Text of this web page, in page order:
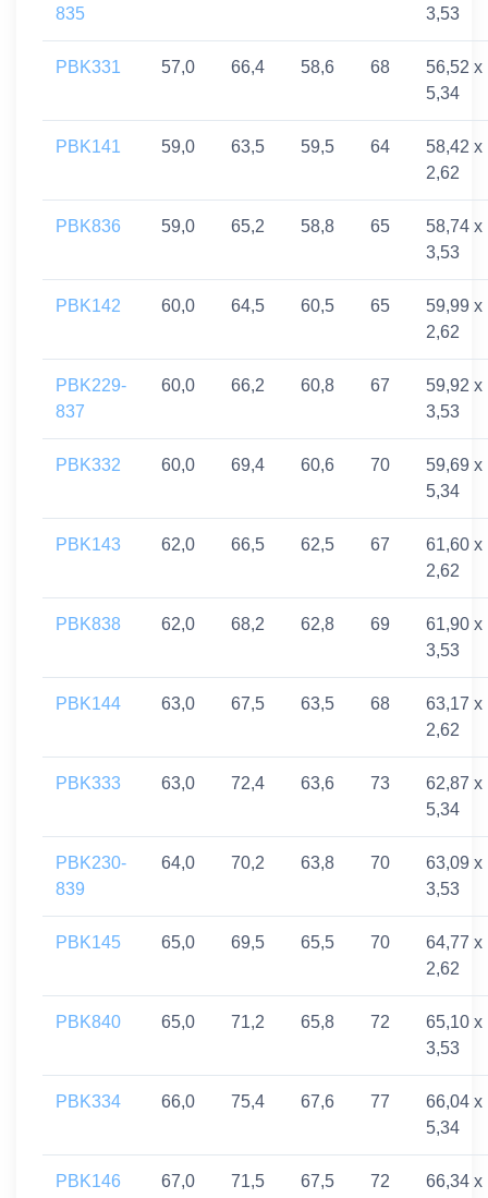
835
3,53
PBK331 57,0 66,4 58,6 68
56,52 x
5,34
PBK141 59,0 63,5 59,5 64
58,42 x
2,62
PBK836 59,0 65,2 58,8 65
58,74 x
3,53
PBK142 60,0 64,5 60,5 65
59,99 x
2,62
PBK229-
837
60,0 66,2 60,8 67
59,92 x
3,53
PBK332 60,0 69,4 60,6 70
59,69 x
5,34
PBK143 62,0 66,5 62,5 67
61,60 x
2,62
PBK838 62,0 68,2 62,8 69
61,90 x
3,53
PBK144 63,0 67,5 63,5 68
63,17 x
2,62
PBK333 63,0 72,4 63,6 73
62,87 x
5,34
PBK230-
839
64,0 70,2 63,8 70
63,09 x
3,53
PBK145 65,0 69,5 65,5 70
64,77 x
2,62
PBK840 65,0 71,2 65,8 72
65,10 x
3,53
PBK334 66,0 75,4 67,6 77
66,04 x
5,34
PBK146 67,0 71,5 67,5 72 66,34 x